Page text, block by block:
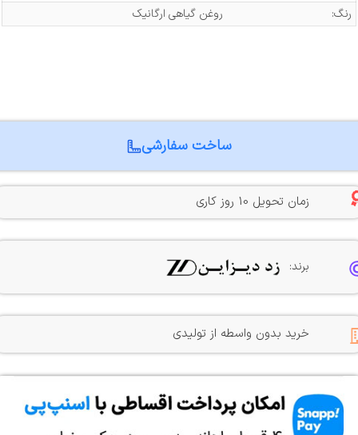
رنگ:
روغن گیاهی ارگانیک
ساخت سفارشی
زمان تحویل 10 روز کاری
برند:
خرید بدون واسطه از تولیدی